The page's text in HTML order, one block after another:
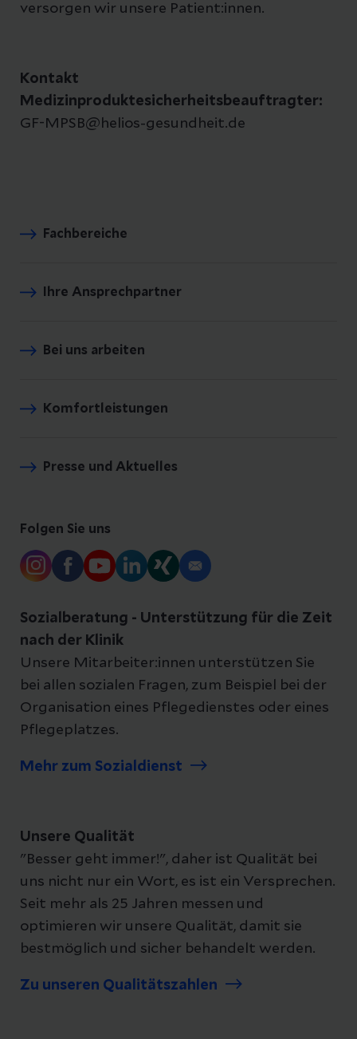
versorgen wir unsere Patient:innen.
Kontakt
Medizinproduktesicherheitsbeauftragter:
GF-MPSB@helios-gesundheit.de
Fachbereiche
Ihre Ansprechpartner
Bei uns arbeiten
Komfortleistungen
Presse und Aktuelles
Folgen Sie uns
Sozialberatung - Unterstützung für die Zeit
nach der Klinik
Unsere Mitarbeiter:innen unterstützen Sie
bei allen sozialen Fragen, zum Beispiel bei der
Organisation eines Pflegedienstes oder eines
Pflegeplatzes.
Mehr zum Sozialdienst
Unsere Qualität
"Besser geht immer!", daher ist Qualität bei
uns nicht nur ein Wort, es ist ein Versprechen.
Seit mehr als 25 Jahren messen und
optimieren wir unsere Qualität, damit sie
bestmöglich und sicher behandelt werden.
Zu unseren Qualitätszahlen